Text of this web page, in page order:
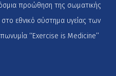
προώθηση της σωματικής
εθνικό σύστημα υγείας των
‘‘Exercise is Medicine’’